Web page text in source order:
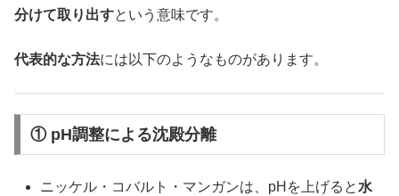
分けて取り出すという意味です。
代表的な方法には以下のようなものがあります。
① pH調整による沈殿分離
ニッケル・コバルト・マンガンは、pHを上げると 水